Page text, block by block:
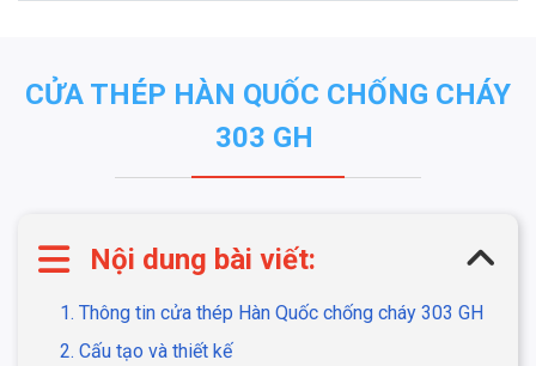
CỬA THÉP HÀN QUỐC CHỐNG CHÁY
303 GH
Nội dung bài viết:
1. Thông tin cửa thép Hàn Quốc chống cháy 303 GH
2. Cấu tạo và thiết kế